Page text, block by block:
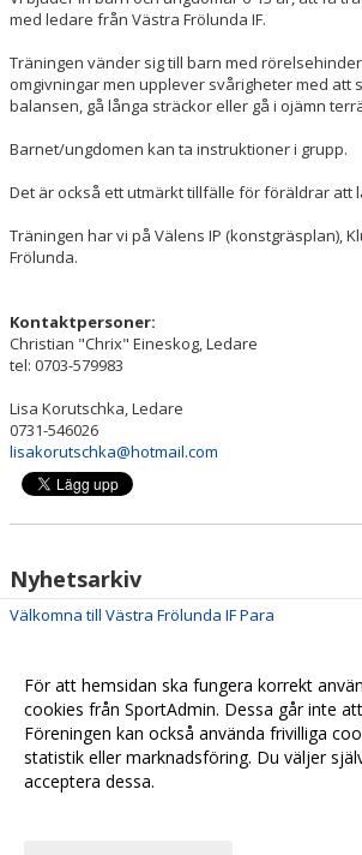
med ledare från Västra Frölunda IF.
Träningen vänder sig till barn med
omgivningar men upplever svårigheter med att
balansen, gå långa sträckor eller gå i ojämn
Barnet/ungdomen kan ta instruktioner i grupp.
Det är också ett utmärkt tillfälle för föräldrar att
Träningen har vi på Välens IP (konstgräsplan),
Frölunda.
Kontaktpersoner:
Christian "Chrix" Eineskog, Ledare
tel: 0703-579983
Lisa Korutschka, Ledare
0731-546026
lisakorutschka@hotmail.com
Nyhetsarkiv
Välkomna till Västra Frölunda IF Para
För att hemsidan ska fungera korrekt
cookies från SportAdmin. Dessa går inte
Föreningen kan också använda frivilliga
statistik eller marknadsföring. Du väljer
acceptera dessa.